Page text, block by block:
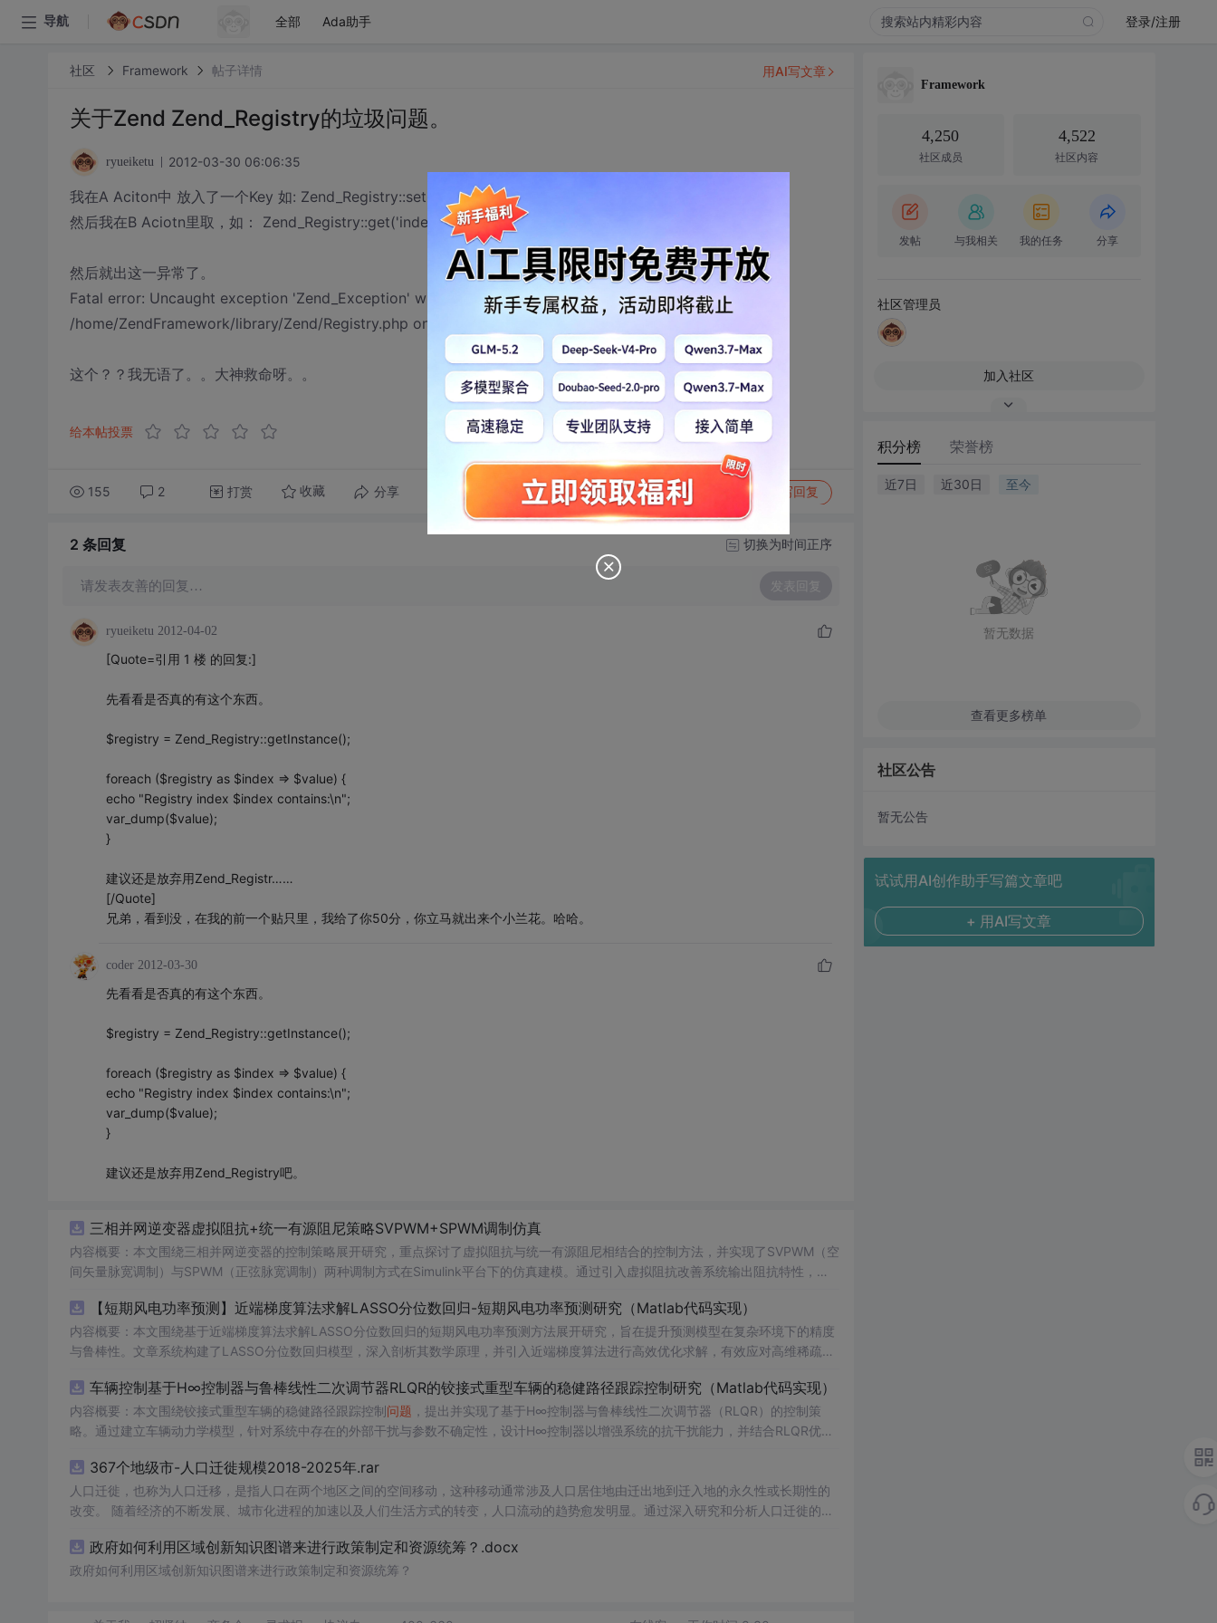
导航 全部 Ada助手 登录/注册
社区 Framework 帖子详情
关于Zend Zend_Registry的垃圾问题。
ryueiketu 2012-03-30 06:06:35
我在A Aciton中 放入了一个Key 如: Zend_Registry::set('index','This is loginAction');
然后我在B Aciotn里取，如： Zend_Registry::get('index'）
然后就出这一异常了。
Fatal error: Uncaught exception 'Zend_Exception' with message 'No entry is registered for key 'index'' in
/home/ZendFramework/library/Zend/Registry.php on line
这个？？我无语了。。大神救命呀。。
给本帖投票
155 2 打赏 收藏 分享 转发到动态 举报 写回复
用AI写文章
2 条回复 切换为时间正序
请发表友善的回复… 发表回复
ryueiketu 2012-04-02
[Quote=引用 1 楼 的回复:]
先看看是否真的有这个东西。
$registry = Zend_Registry::getInstance();
foreach ($registry as $index => $value) {
echo "Registry index $index contains:\n";
var_dump($value);
}
建议还是放弃用Zend_Registr……
[/Quote]
兄弟，看到没，在我的前一个贴只里，我给了你50分，你立马就出来个小兰花。哈哈。
coder 2012-03-30
先看看是否真的有这个东西。
$registry = Zend_Registry::getInstance();
foreach ($registry as $index => $value) {
echo "Registry index $index contains:\n";
var_dump($value);
}
建议还是放弃用Zend_Registry吧。
三相并网逆变器虚拟阻抗+统一有源阻尼策略SVPWM+SPWM调制仿真
内容概要：本文围绕三相并网逆变器的控制策略展开研究，重点探讨了虚拟阻抗与统一有源阻尼相结合的控制方法，并实现了SVPWM（空
间矢量脉宽调制）与SPWM（正弦脉宽调制）两种调制方式在Simulink平台下的仿真建模。通过引入虚拟阻抗改善系统输出阻抗特性，结
制策略的设计、调制算法的实现、动态响应分析及谐波抑制效果评估，同时拓展涉及正负序分离、中点电位平衡、DPWMA调制等关键技
术，构建了完整的高性能并网逆变器控制系统仿真体系。; 适合人群：适用于从事电力电子、新能源发电、智能电网及相关领域的研究生、
科研人员和工程技术人员，特别是具备三相并网逆变器控制理论基础并熟悉MATLAB/Simulink仿真环境的专业人士；; 使用场景及目标：
工作；③为企业研发高性能、高可靠性的并网逆变器产品提供先进的控制方案与技术原型支持；; 阅读建议：建议读者结合提供的Simulin
k模型文件进行实际操作与仿真验证，重点关注虚拟阻抗参数设计与有源阻尼的协同作用机制，深入理解不同调制策略对系统性能的影响，
并可进一步拓展学习文中提及的正负序控制、中点电位平衡等先进控制技术，全面提升对复杂电网环境下并网系统稳定运行机制的认知水
【短期风电功率预测】近端梯度算法求解LASSO分位数回归-短期风电功率预测研究（Matlab代码实现）
内容概要：本文围绕基于近端梯度算法求解LASSO分位数回归的短期风电功率预测方法展开研究，旨在提升预测模型在复杂环境下的精度
与鲁棒性。文章系统构建了LASSO分位数回归模型，深入剖析其数学原理，并引入近端梯度算法进行高效优化求解，有效应对高维稀疏数
能，结果表明其相较于传统方法具有更强的稳定性和准确性。此外，文档还整合了电力系统、机器学习、路径规划等多个领域的相关科研
方向与技术应用案例，突出该方法在新能源预测与智能优化中的广泛适用性与实践价值。; 适合人群：具备扎实的数学基础（如凸优化、统
计学习）与Matlab编程能力，从事新能源发电预测、电力系统调度、智能优化算法或机器学习等领域的科研人员、工程技术人员及研究
性；②为研究LASSO回归、分位数回归及近端梯度优化算法的学者提供可复现、可扩展的Matlab代码实例，便于算法改进与对比实验；
③作为可再生能源消纳、电力市场出清、微网能量管理等工程场景下的核心数据分析与决策支持工具。; 阅读建议：此资源以算法实现为
核心，建议读者在掌握LASSO与分位数回归理论基础上，结合Matlab代码逐行分析近端梯度算法的迭代流程与收敛特性，重点关注正则化
验验证的深度融合。
车辆控制基于H∞控制器与鲁棒线性二次调节器RLQR的铰接式重型车辆的稳健路径跟踪控制研究（Matlab代码实现）
内容概要：本文围绕铰接式重型车辆的稳健路径跟踪控制问题 ，提出并实现了基于H∞控制器与鲁棒线性二次调节器（RLQR）的控制策
略。通过建立车辆动力学模型，针对系统中存在的外部干扰与参数不确定性，设计H∞控制器以增强系统的抗干扰能力，并结合RLQR优化
行驶环境下的优越性与鲁棒性。; 适合人群：具备自动控制理论基础、车辆工程或自动化相关背景，熟悉Matlab/Simulink仿真工具，从事
智能车辆控制、路径跟踪算法研究的研究生、科研人员及工程技术人员。; 使用场景及目标：①应用于铰接式重型车辆（如矿用卡车、大
型拖挂车）的自动驾驶路径跟踪控制系统设计；②为解决存在模型不确定性和外界扰动条件下的鲁棒控制问题 提供算法参考与实现范例；
程中结合控制理论基础知识，运行并调试所提供的仿真程序，深入理解H∞与RLQR控制器的设计流程与参数整定方法，同时可通过修改模
型参数或引入新的扰动场景进行拓展性实验，以增强实际应用能力。
367个地级市-人口迁徙规模2018-2025年.rar
人口迁徙，也称为人口迁移，是指人口在两个地区之间的空间移动，这种移动通常涉及人口居住地由迁出地到迁入地的永久性或长期性的
改变。 随着经济的不断发展、城市化进程的加速以及人们生活方式的转变，人口流动的趋势愈发明显。通过深入研究和分析人口迁徙的年
政府如何利用区域创新知识图谱来进行政策制定和资源统筹？.docx
政府如何利用区域创新知识图谱来进行政策制定和资源统筹？
Framework
4,250
社区成员
4,522
社区内容
发帖 与我相关 我的任务 分享
社区管理员
加入社区
积分榜 荣誉榜
近7日 近30日 至今
暂无数据
查看更多榜单
社区公告
暂无公告
试试用AI创作助手写篇文章吧
+ 用AI写文章